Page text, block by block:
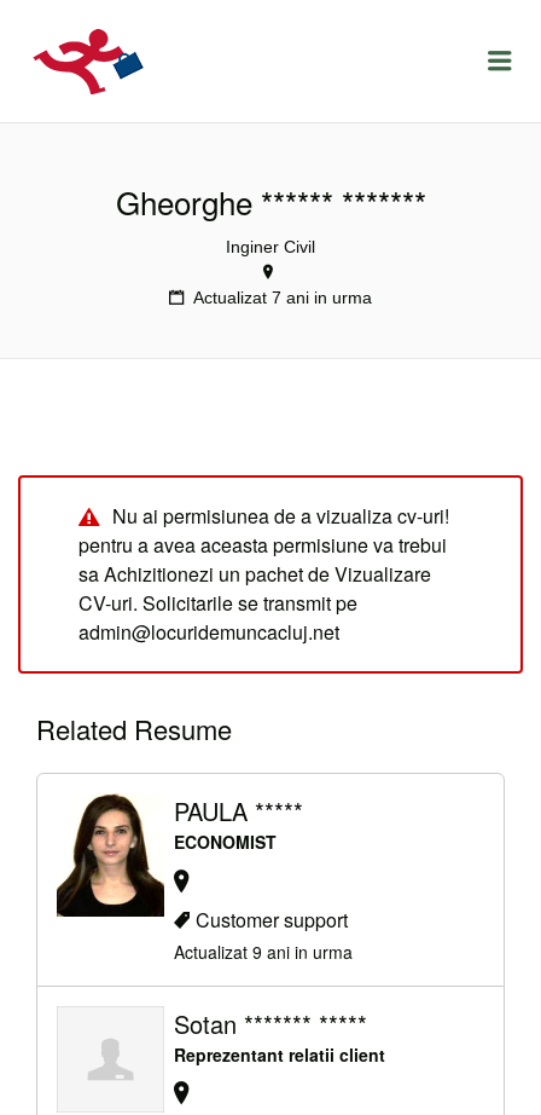
LOCURIDEMUNCACLUJ.NET
Gheorghe ****** *******
Inginer Civil
Actualizat 7 ani in urma
Nu ai permisiunea de a vizualiza cv-uri!
pentru a avea aceasta permisiune va trebui
sa Achizitionezi un pachet de Vizualizare
CV-uri. Solicitarile se transmit pe
admin@locuridemuncacluj.net
Related Resume
PAULA *****
ECONOMIST
Customer support
Actualizat 9 ani in urma
Sotan ******* *****
Reprezentant relatii client